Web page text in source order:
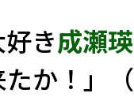
き成瀬
たか！」